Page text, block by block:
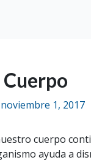
noviembre 1, 2017
cuerpo
ayuda a